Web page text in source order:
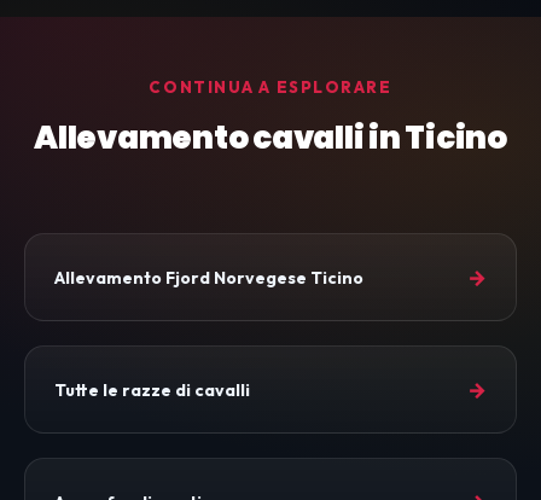
CONTINUA A ESPLORARE
Allevamento cavalli in Ticino
Allevamento Fjord Norvegese Ticino →
Tutte le razze di cavalli →